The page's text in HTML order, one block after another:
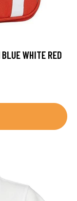
WHITE RED